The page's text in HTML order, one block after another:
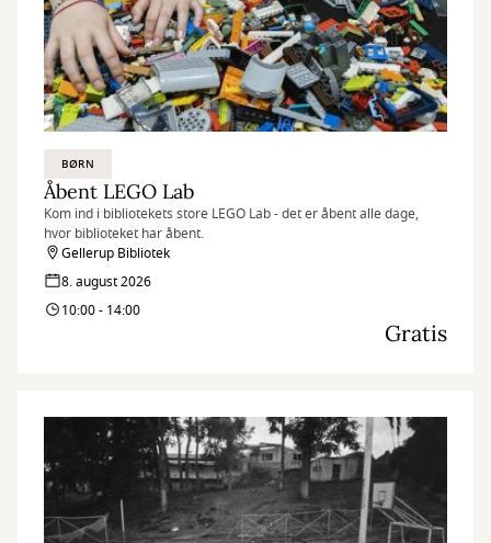
BØRN
Åbent LEGO Lab
Kom ind i bibliotekets store LEGO Lab - det er åbent alle dage,
hvor biblioteket har åbent.
Gellerup Bibliotek
8. august 2026
10:00 - 14:00
Gratis